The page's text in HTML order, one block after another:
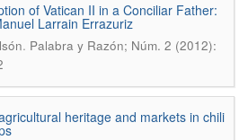
of Vatican II in a Conciliar Father:
Larrain Errazuriz
. Palabra y Razón; Núm. 2 (2012):
heritage and markets in chili